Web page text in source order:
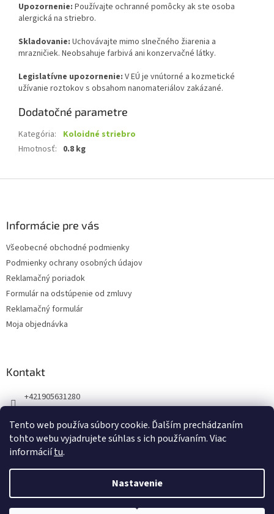
Tento web používa súbory cookie. Ďalším prechádzaním
tohto webu vyjadrujete súhlas s ich používaním. Viac
informáciítu.
Nastavenie
Upozornenie: Používajte ochranné pomôcky ak ste osoba
alergická na striebro.
Skladovanie: Uchovávajte mimo slnečného žiarenia a
mrazničiek. Neobsahuje farbivá ani konzervačné látky.
Legislatívne upozornenie: V EÚ je vnútorné a kozmetické
užívanie roztokov s obsahom nanomateriálov zakázané.
Dodatočné parametre
Kategória:
Koloidné striebro
Hmotnosť: 0.8 kg
Informácie pre vás
Všeobecné obchodné podmienky
Podmienky ochrany osobných údajov
Reklamačný poriadok
Formulár na odstúpenie od zmluvy
Reklamačný formulár
Moja objednávka
Kontakt
+421905631280
123zdravie.sk/
Vytvoril Shoptet